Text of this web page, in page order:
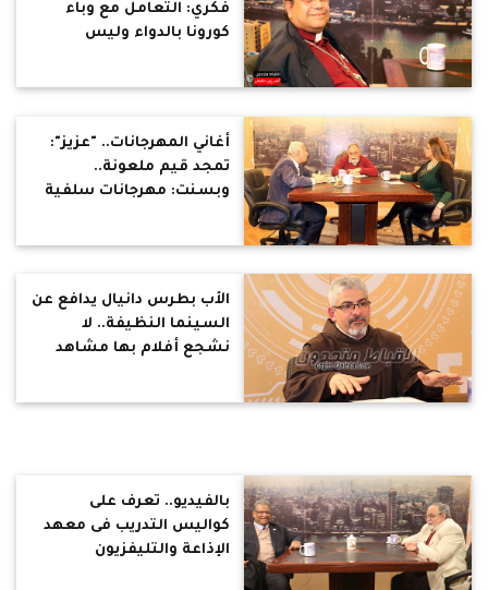
فكري: التعامل مع وباء
كورونا بالدواء وليس
أغاني المهرجانات.. "عزيز":
تمجد قيم ملعونة..
وبسنت: مهرجانات سلفية
الأب بطرس دانيال يدافع عن
السينما النظيفة.. لا
نشجع أفلام بها مشاهد
بالفيديو.. تعرف على
كواليس التدريب فى معهد
الإذاعة والتليفزيون